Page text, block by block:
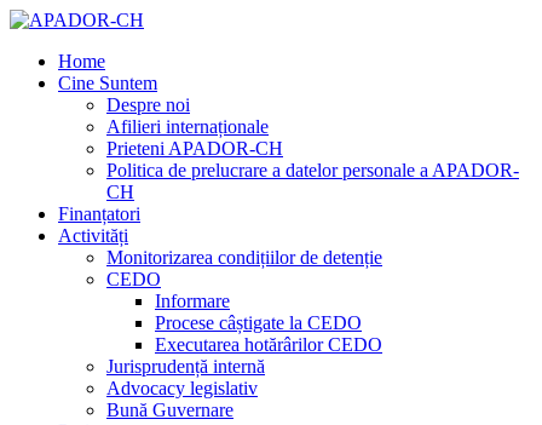
Home
Cine Suntem
Despre noi
Afilieri internaționale
Prieteni APADOR-CH
Politica de prelucrare a datelor personale a APADOR-
CH
Finanțatori
Activități
Monitorizarea condițiilor de detenție
CEDO
Informare
Procese câștigate la CEDO
Executarea hotărârilor CEDO
Jurisprudență internă
Advocacy legislativ
Bună Guvernare